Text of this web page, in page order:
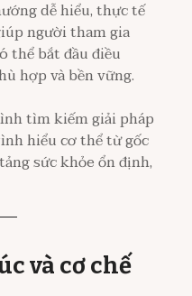
dễ hiểu, thực tế
người tham gia
thể bắt đầu điều
hợp và bền vững.
tìm kiếm giải pháp
hiểu cơ thể từ gốc
sức khỏe ổn định,
và cơ chế